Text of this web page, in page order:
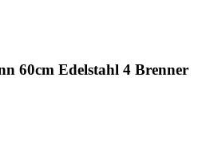
60cm Edelstahl 4 Brenner